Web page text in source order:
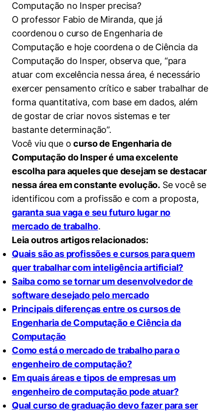
Computação no Insper precisa?
O professor Fabio de Miranda, que já
coordenou o curso de Engenharia de
Computação e hoje coordena o de Ciência da
Computação do Insper, observa que, “para
atuar com excelência nessa área, é necessário
exercer pensamento crítico e saber trabalhar de
forma quantitativa, com base em dados, além
de gostar de criar novos sistemas e ter
bastante determinação”.
Você viu que ocurso de Engenharia de
Computação do Insper é uma excelente
escolha para aqueles que desejam se destacar
nessa área em constante evolução. Se você se
identificou com a profissão e com a proposta,
garanta sua vaga e seu futuro lugar no
mercado de trabalho.
Leia outros artigos relacionados:
Quais são as profissões e cursos para quem
quer trabalhar com inteligência artificial?
Saiba como se tornar um desenvolvedor de
software desejado pelo mercado
Principais diferenças entre os cursos de
Engenharia de Computação e Ciência da
Computação
Como está o mercado de trabalho para o
engenheiro de computação?
Em quais áreas e tipos de empresas um
engenheiro de computação pode atuar?
Qual curso de graduação devo fazer para ser